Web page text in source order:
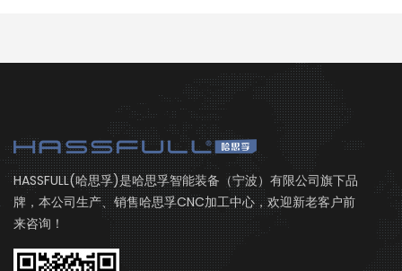
HASSFULL(哈思孚)是哈思孚智能装备（宁波）有限公司旗下品
牌，本公司生产、销售哈思孚CNC加工中心，欢迎新老客户前
来咨询！